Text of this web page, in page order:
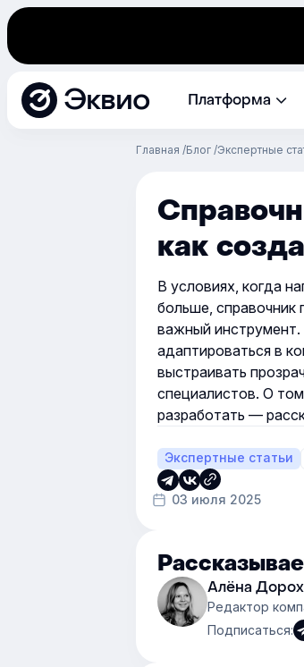
Эквио Платформа
Главная Блог Экспертные
как
В условиях, когда
больше, справочник
важный инструмент.
адаптироваться в
выстраивать
специалистов. О
разработать —
Экспертные статьи
03 июля 2025
Алёна
Редактор
Подписаться: